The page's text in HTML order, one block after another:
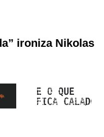
ironiza Nikolas